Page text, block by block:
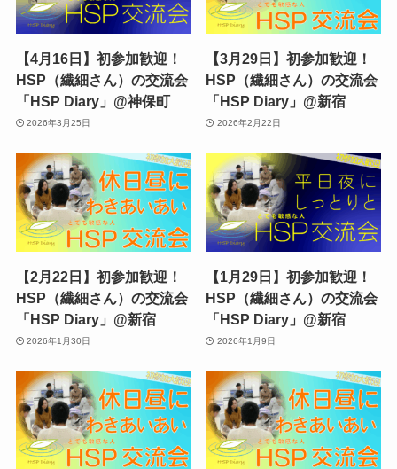
【4月16日】初参加歓迎！
HSP（繊細さん）の交流会
「HSP Diary」@神保町
2026年3月25日
【3月29日】初参加歓迎！
HSP（繊細さん）の交流会
「HSP Diary」@新宿
2026年2月22日
【2月22日】初参加歓迎！
HSP（繊細さん）の交流会
「HSP Diary」@新宿
2026年1月30日
【1月29日】初参加歓迎！
HSP（繊細さん）の交流会
「HSP Diary」@新宿
2026年1月9日